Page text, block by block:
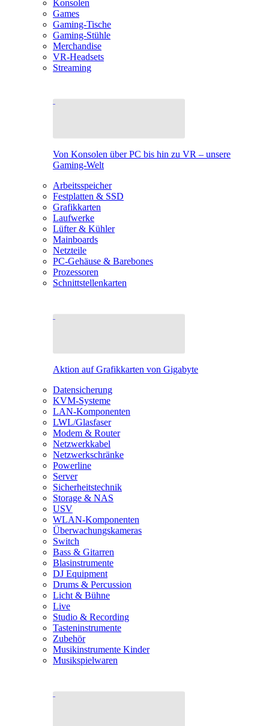
Konsolen
Games
Gaming-Tische
Gaming-Stühle
Merchandise
VR-Headsets
Streaming
Von Konsolen über PC bis hin zu VR – unsere
Gaming-Welt
Arbeitsspeicher
Festplatten & SSD
Grafikkarten
Laufwerke
Lüfter & Kühler
Mainboards
Netzteile
PC-Gehäuse & Barebones
Prozessoren
Schnittstellenkarten
Aktion auf Grafikkarten von Gigabyte
Datensicherung
KVM-Systeme
LAN-Komponenten
LWL/Glasfaser
Modem & Router
Netzwerkkabel
Netzwerkschränke
Powerline
Server
Sicherheitstechnik
Storage & NAS
USV
WLAN-Komponenten
Überwachungskameras
Switch
Bass & Gitarren
Blasinstrumente
DJ Equipment
Drums & Percussion
Licht & Bühne
Live
Studio & Recording
Tasteninstrumente
Zubehör
Musikinstrumente Kinder
Musikspielwaren